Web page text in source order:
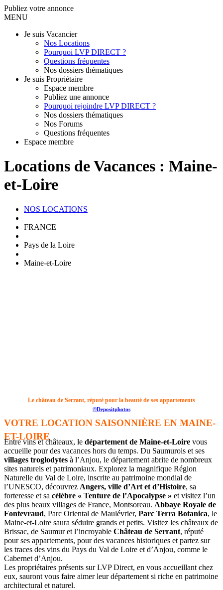
Publiez votre annonce
MENU
Je suis Vacancier
Nos Locations
Pourquoi LVP DIRECT ?
Questions fréquentes
Nos dossiers thématiques
Je suis Propriétaire
Espace membre
Publiez une annonce
Pourquoi rejoindre LVP DIRECT ?
Nos dossiers thématiques
Nos Forums
Questions fréquentes
Espace membre
Locations de Vacances : Maine-
et-Loire
NOS LOCATIONS
FRANCE
Pays de la Loire
Maine-et-Loire
Le château de Serrant, réputé pour la beauté de ses appartements
©Depositphotos
VOTRE LOCATION SAISONNIÈRE EN MAINE-
ET-LOIRE
Entre vins et châteaux, le département de Maine-et-Loire vous
accueille pour des vacances hors du temps. Du Saumurois et ses
villages troglodytes à l’Anjou, le département abrite de nombreux
sites naturels et patrimoniaux. Explorez la magnifique Région
Naturelle du Val de Loire, inscrite au patrimoine mondial de
l’UNESCO, découvrez Angers, ville d’Art et d’Histoire, sa
forteresse et sa célèbre « Tenture de l’Apocalypse » et visitez l’un
des plus beaux villages de France, Montsoreau. Abbaye Royale de
Fontevraud, Parc Oriental de Maulévrier, Parc Terra Botanica, le
Maine-et-Loire saura séduire grands et petits. Visitez les châteaux de
Brissac, de Saumur et l’incroyable Château de Serrant, réputé
pour ses appartements, pour des vacances historiques et partez sur
les traces des vins du Pays du Val de Loire et d’Anjou, comme le
Cabernet d’Anjou.
Les propriétaires présents sur LVP Direct, en vous accueillant chez
eux, sauront vous faire aimer leur département si riche en patrimoine
architectural et naturel.